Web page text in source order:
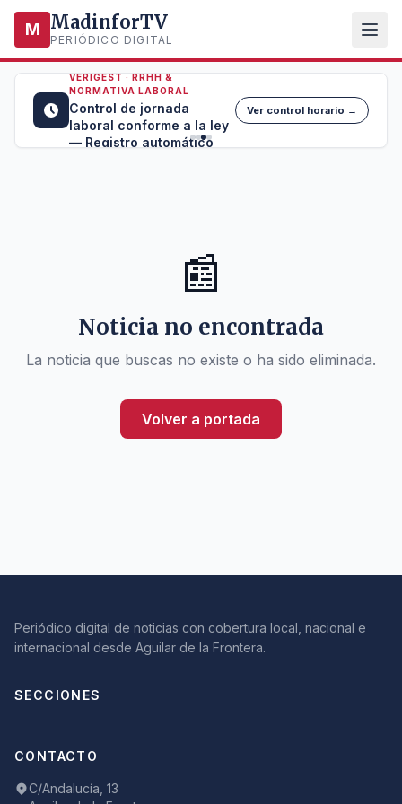
M MadinforTV
PERIÓDICO DIGITAL
VERIGEST · RRHH &
NORMATIVA LABORAL
Control de jornada
laboral conforme a la ley
— Registro automático
Ver control horario →
📰
Noticia no encontrada
La noticia que buscas no existe o ha sido eliminada.
Volver a portada
Periódico digital de noticias con cobertura local, nacional e
internacional desde Aguilar de la Frontera.
SECCIONES
CONTACTO
C/Andalucía, 13